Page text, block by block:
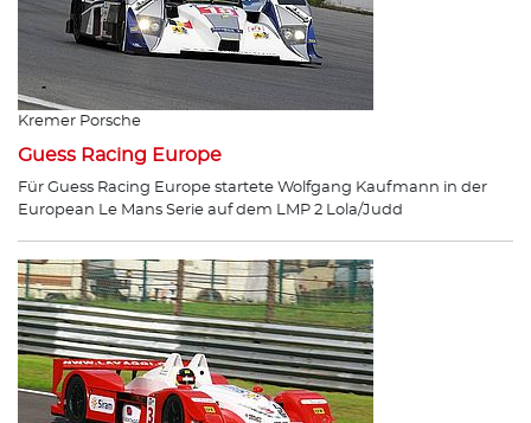
Kremer Porsche
Guess Racing Europe
Für Guess Racing Europe startete Wolfgang Kaufmann in der
European Le Mans Serie auf dem LMP 2 Lola/Judd